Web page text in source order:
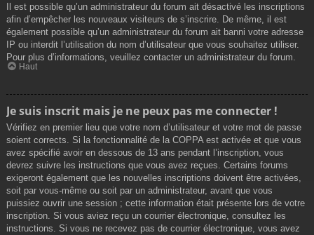
Il est possible qu’un administrateur du forum ait désactivé les inscriptions
afin d’empêcher les nouveaux visiteurs de s’inscrire. De même, il est
également possible qu’un administrateur du forum ait banni votre adresse
IP ou interdit l’utilisation du nom d’utilisateur que vous souhaitez utiliser.
Pour plus d’informations, veuillez contacter un administrateur du forum.
Haut
Je suis inscrit mais je ne peux pas me connecter !
Vérifiez en premier lieu que votre nom d’utilisateur et votre mot de passe
soient corrects. Si la fonctionnalité de la COPPA est activée et que vous
avez spécifié avoir en dessous de 13 ans pendant l’inscription, vous
devrez suivre les instructions que vous avez reçues. Certains forums
exigeront également que les nouvelles inscriptions doivent être activées,
soit par vous-même ou soit par un administrateur, avant que vous
puissiez ouvrir une session ; cette information était présente lors de votre
inscription. Si vous aviez reçu un courrier électronique, consultez les
instructions. Si vous ne recevez pas de courrier électronique, vous avez